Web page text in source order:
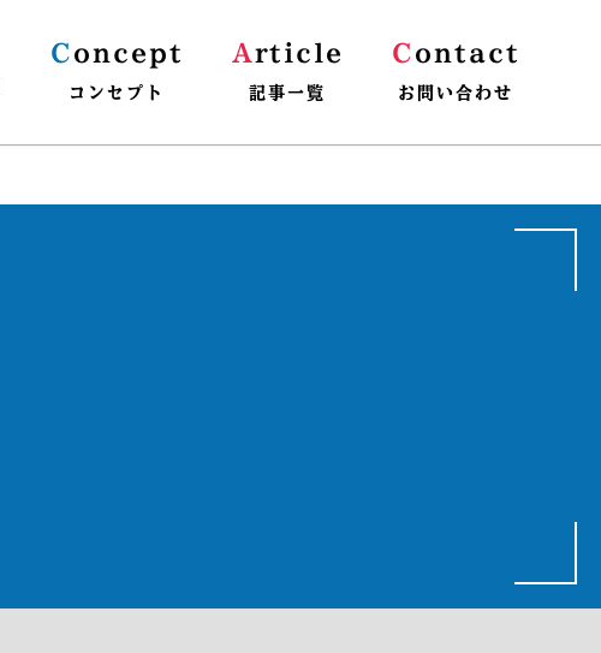
C oncept
コンセプト
A rticle
記事一覧
C ontact
お問い合わせ